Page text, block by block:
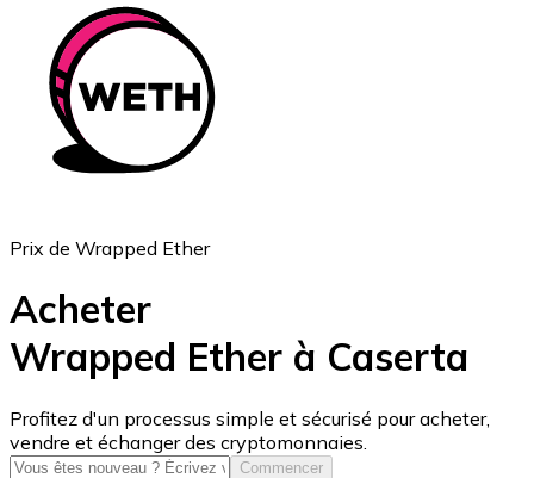
Ethereum
ETH
USD Coin
USDC
Prix de Wrapped Ether
Acheter
Wrapped Ether à Caserta
Profitez d'un processus simple et sécurisé pour acheter,
vendre et échanger des cryptomonnaies.
Commencer